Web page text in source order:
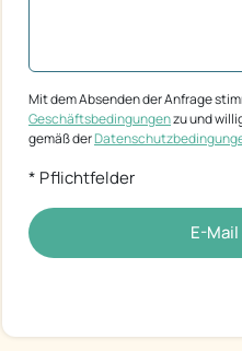
Mit dem Absenden der Anfrage
Geschäftsbedingungenzu und
gemäß der
* Pflichtfelder
E-